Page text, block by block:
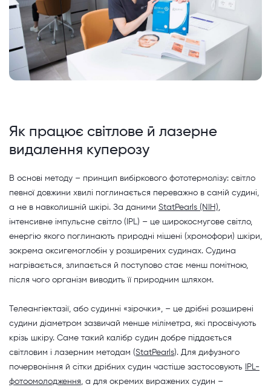
Як працює світлове й лазерне
видалення куперозу
В основі методу – принцип вибіркового фототермолізу: світло
певної довжини хвилі поглинається переважно в самій судині,
а не в навколишній шкірі. За даними StatPearls (NIH)
інтенсивне імпульсне світло (IPL) – це широкосмугове світло,
енергію якого поглинають природні мішені (хромофори) шкіри,
зокрема оксигемоглобін у розширених судинах. Судина
нагрівається, злипається й поступово стає менш помітною,
після чого організм виводить її природним шляхом.
Телеангіектазії, або судинні «зірочки», – це дрібні розширені
судини діаметром зазвичай менше міліметра, які просвічують
крізь шкіру. Саме такий калібр судин добре піддається
світловим і лазерним методам (StatPearls). Для дифузного
почервоніння й сітки дрібних судин частіше застосовують
IPL-
фотоомолодження , а для окремих виражених судин –